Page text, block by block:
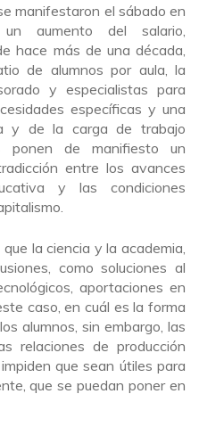
manifestaron el sábado en
aumento del salario,
hace más de una década,
de alumnos por aula, la
y especialistas para
específicas y una
y de la carga de trabajo
ponen de manifiesto un
entre los avances
y las condiciones
la ciencia y la academia,
como soluciones al
aportaciones en
caso, en cuál es la forma
alumnos, sin embargo, las
relaciones de producción
que sean útiles para
que se puedan poner en